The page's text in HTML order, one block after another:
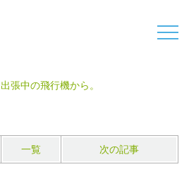
出張中の飛行機から。
一覧 次の記事